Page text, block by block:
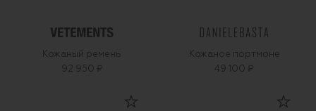
Кожаный ремень
92 950 ₽
Кожаное портмоне
49 100 ₽